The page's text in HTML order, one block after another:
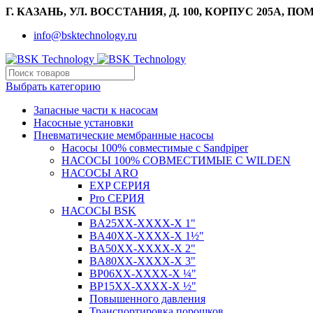
Г. КАЗАНЬ, УЛ. ВОССТАНИЯ, Д. 100, КОРПУС 205А,
info@bsktechnology.ru
Выбрать категорию
Запасные части к насосам
Насосные установки
Пневматические мембранные насосы
Насосы 100% совместимые с Sandpiper
НАСОСЫ 100% СОВМЕСТИМЫЕ С WILDEN
НАСОСЫ ARO
EXP СЕРИЯ
Pro СЕРИЯ
НАСОСЫ BSK
BA25XX-XXXX-X 1"
BA40XX-XXXX-X 1½"
BA50XX-XXXX-X 2"
BA80XX-XXXX-X 3"
BP06XX-XXXX-X ¼"
BP15XX-XXXX-X ½"
Повышенного давления